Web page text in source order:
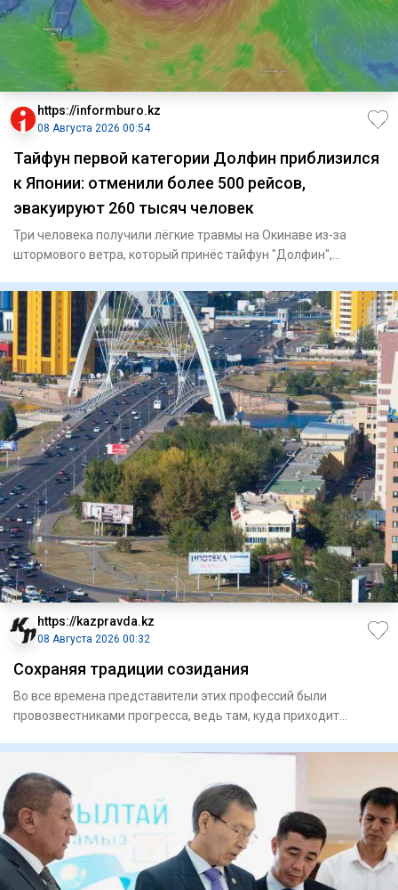
https://informburo.kz
08 Августа 2026 00:54
Тайфун первой категории Долфин приблизился
к Японии: отменили более 500 рейсов,
эвакуируют 260 тысяч человек
Три человека получили лёгкие травмы на Окинаве из-за
штормового ветра, который принёс тайфун "Долфин",
https://kazpravda.kz
08 Августа 2026 00:32
Сохраняя традиции созидания
Во все времена представители этих профессий были
провозвестниками прогресса, ведь там, куда приходит